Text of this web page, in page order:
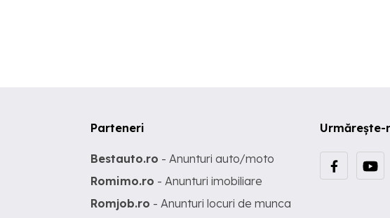
Urmărește-
Parteneri
Bestauto.ro - Anunturi auto/moto
Romimo.ro - Anunturi imobiliare
Romjob.ro - Anunturi locuri de munca